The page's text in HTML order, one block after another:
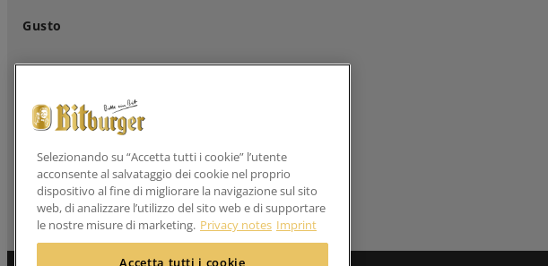
Gusto
Clienti professionali
Seguici su
Selezionando su “Accetta tutti i cookie” l’utente
acconsente al salvataggio dei cookie nel proprio
dispositivo al fine di migliorare la navigazione sul sito
web, di analizzare l’utilizzo del sito web e di supportare
le nostre misure di marketing. Privacy notes Imprint
Accetta tutti i cookie